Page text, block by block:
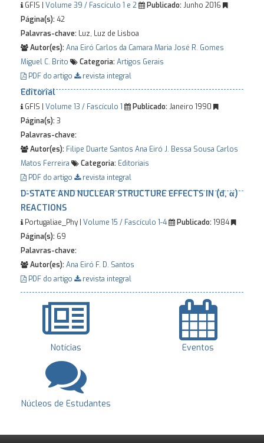
GFIS | Volume 39 / Fascículo 1 e 2 Publicado:Junho 2016
Página(s):42
Palavras-chave: Luz, Luz de Lisboa
Autor(es):Ana Eiró Carlos da Camara Maria José R. Gomes
Miguel C. Brito
Categoria:Artigos Gerais
PDF do artigo
revista integral
Editorial
GFIS | Volume 13 / Fascículo 1 Publicado:Janeiro 1990
Página(s):3
Palavras-chave:
Autor(es): Filipe Duarte Santos Ana Eiró J. Bessa Sousa Carlos
Matos Ferreira
Categoria: Editoriais
PDF do artigo
revista integral
D-STATE AND NUCLEAR STRUCTURE EFFECTS IN (d, α)
REACTIONS
Portugaliae_Phy | Volume 15 / Fascículo 1-4 Publicado:1984
Página(s): 69
Palavras-chave:
Autor(es):Ana Eiró F. D. Santos
PDF do artigo
revista integral
Notícias Eventos
Núcleos de Estudantes